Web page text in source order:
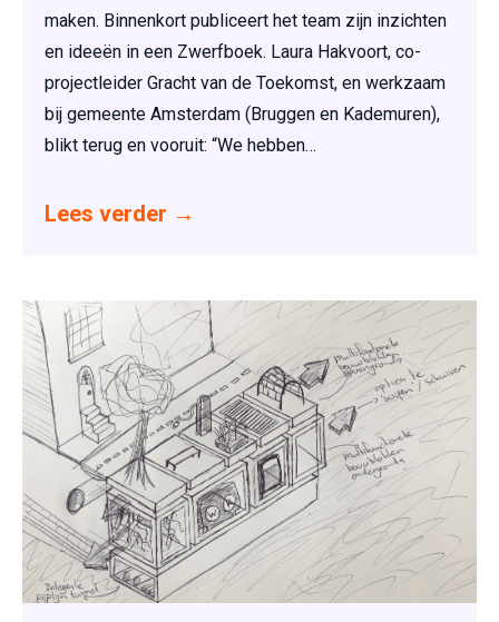
maken. Binnenkort publiceert het team zijn inzichten
en ideeën in een Zwerfboek. Laura Hakvoort, co-
projectleider Gracht van de Toekomst, en werkzaam
bij gemeente Amsterdam (Bruggen en Kademuren),
blikt terug en vooruit: “We hebben…
Lees verder →